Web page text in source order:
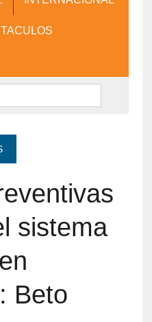
sistema
Beto